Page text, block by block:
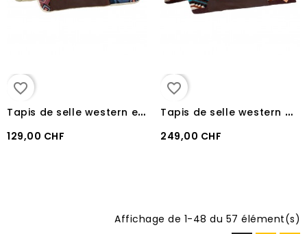
favorite_border
T
apis de selle western en laine synthétique pool's DARK BLUE/NAVY
129,00 CHF
favorite_border
T
apis de selle western anatomique en laine pool's WINE/TURQUOISE
249,00 CHF
Affichage de 1-48 du 57 élément(s)